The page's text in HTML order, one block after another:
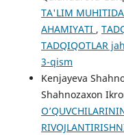
TA'LIM MUHITIDA
AHAMIYATI ,
TADQIQOTLAR
3-qism
Kenjayeva
Shahnozaxon